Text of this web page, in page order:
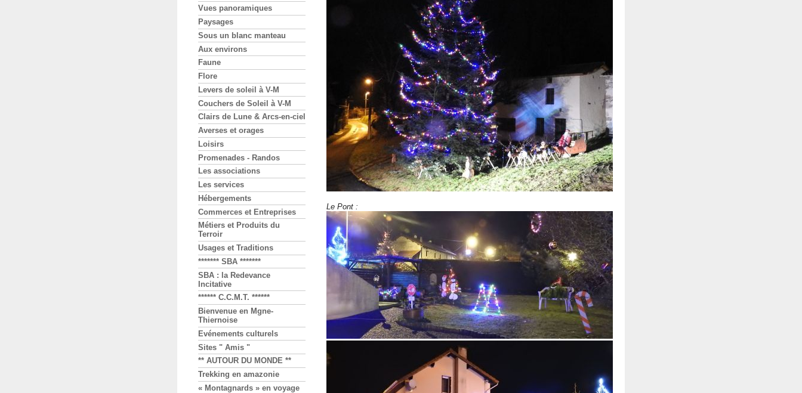
Le Pont :
Vues panoramiques
Paysages
Sous un blanc manteau
Aux environs
Faune
Flore
Levers de soleil à V-M
Couchers de Soleil à V-M
Clairs de Lune & Arcs-en-ciel
Averses et orages
Loisirs
Promenades - Randos
Les associations
Les services
Hébergements
Commerces et Entreprises
Métiers et Produits du
Terroir
Usages et Traditions
******* SBA *******
SBA : la Redevance
Incitative
****** C.C.M.T. ******
Bienvenue en Mgne-
Thiernoise
Evénements culturels
Sites " Amis "
** AUTOUR DU MONDE **
Trekking en amazonie
« Montagnards » en voyage